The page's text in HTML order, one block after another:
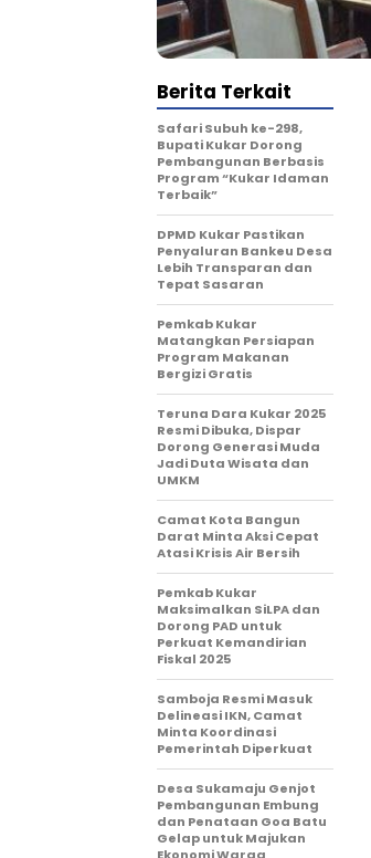
Berita Terkait
Safari Subuh ke-298,
Bupati Kukar Dorong
Pembangunan Berbasis
Program “Kukar Idaman
Terbaik”
DPMD Kukar Pastikan
Penyaluran Bankeu Desa
Lebih Transparan dan
Tepat Sasaran
Pemkab Kukar
Matangkan Persiapan
Program Makanan
Bergizi Gratis
Teruna Dara Kukar 2025
Resmi Dibuka, Dispar
Dorong Generasi Muda
Jadi Duta Wisata dan
UMKM
Camat Kota Bangun
Darat Minta Aksi Cepat
Atasi Krisis Air Bersih
Pemkab Kukar
Maksimalkan SiLPA dan
Dorong PAD untuk
Perkuat Kemandirian
Fiskal 2025
Samboja Resmi Masuk
Delineasi IKN, Camat
Minta Koordinasi
Pemerintah Diperkuat
Desa Sukamaju Genjot
Pembangunan Embung
dan Penataan Goa Batu
Gelap untuk Majukan